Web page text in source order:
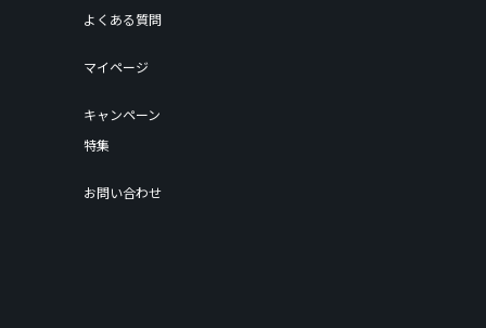
よくある質問
マイページ
キャンペーン
特集
お問い合わせ